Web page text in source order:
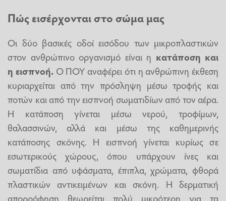
Πώς εισέρχονται στο σώμα μας
Οι δύο βασικές οδοί εισόδου των μικροπλαστικών
στον ανθρώπινο οργανισμό είναι η κατάποση και
η εισπνοή.Ο ΠΟΥ αναφέρει ότι η ανθρώπινη έκθεση
κυριαρχείται από την πρόσληψη μέσω τροφής και
ποτών και από την εισπνοή σωματιδίων από τον αέρα.
Η κατάποση γίνεται μέσω νερού, τροφίμων,
θαλασσινών, αλλά και μέσω της καθημερινής
κατάποσης σκόνης. Η εισπνοή γίνεται κυρίως σε
εσωτερικούς χώρους, όπου υπάρχουν ίνες και
σωματίδια από υφάσματα, έπιπλα, χρώματα, φθορά
πλαστικών αντικειμένων και σκόνη. Η δερματική
απορρόφηση θεωρείται πολύ μικρότερη για τα